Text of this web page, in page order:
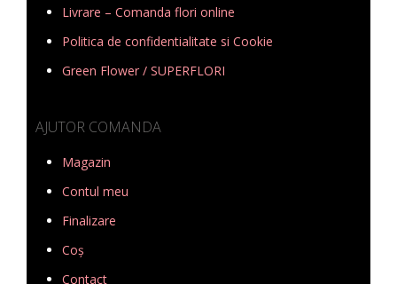
Livrare – Comanda flori online
Politica de confidentialitate si Cookie
Green Flower / SUPERFLORI
AJUTOR COMANDA
Magazin
Contul meu
Finalizare
Coș
Contact